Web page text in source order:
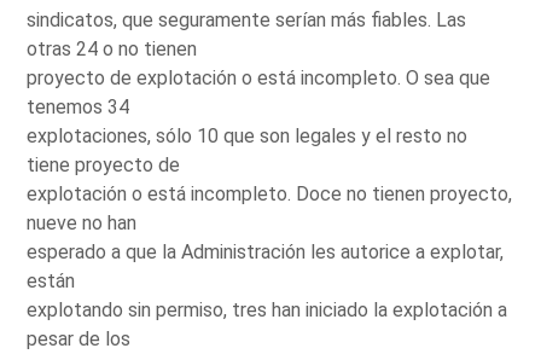
sindicatos, que seguramente serían más fiables. Las
otras 24 o no tienen
proyecto de explotación o está incompleto. O sea que
tenemos 34
explotaciones, sólo 10 que son legales y el resto no
tiene proyecto de
explotación o está incompleto. Doce no tienen proyecto,
nueve no han
esperado a que la Administración les autorice a explotar,
están
explotando sin permiso, tres han iniciado la explotación a
pesar de los